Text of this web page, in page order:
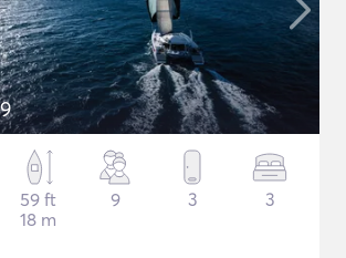
59 ft
18 m
9 3 3